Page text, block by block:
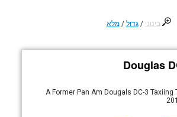
בינוני /גדול /מלא
Douglas
A Former Pan Am Dougals DC-3 Taxiing